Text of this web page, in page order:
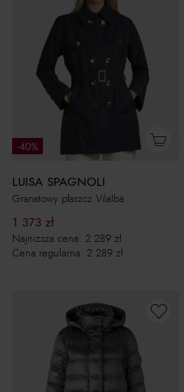
-40%
LUISA SPAGNOLI
Granatowy płaszcz Vilalba
1 373 zł
Najniższa cena: 2 289 zł
Cena regularna: 2 289 zł